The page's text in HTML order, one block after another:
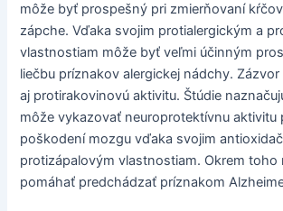
môže byť prospešný pri zmierňovaní
zápche. Vďaka svojim protialergickým a
vlastnostiam môže byť veľmi účinným
liečbu príznakov alergickej nádchy.
aj protirakovinovú aktivitu. Štúdie
môže vykazovať neuroprotektívnu aktivitu
poškodení mozgu vďaka svojim
protizápalovým vlastnostiam. Okrem toho
pomáhať predchádzať príznakom